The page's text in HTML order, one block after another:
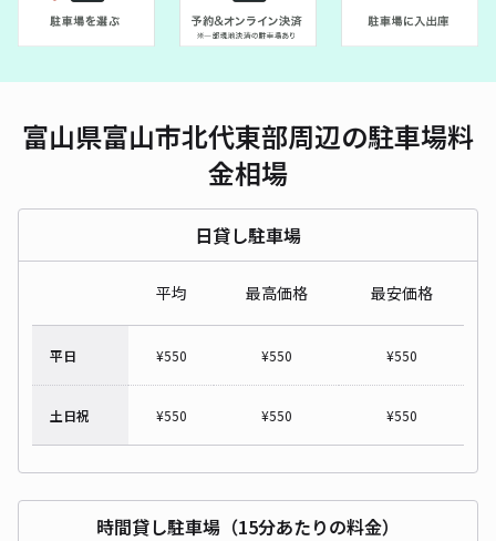
富山県富山市北代東部周辺の駐車場料
金相場
日貸し駐車場
平均 最高価格 最安価格
平日 ¥550 ¥550 ¥550
土日祝 ¥550 ¥550 ¥550
時間貸し駐車場（15分あたりの料金）